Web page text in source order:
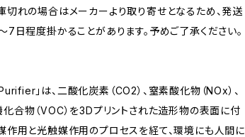
れの場合はメーカーより取り寄せとなるため、発送
7日程度掛かることがあります。予めご了承ください。
」は、二酸化炭素（CO2）、窒素酸化物（NOx）、
合物（VOC）を3Dプリントされた造形物の表面に付
作用と光触媒作用のプロセスを経て、環境にも人間に